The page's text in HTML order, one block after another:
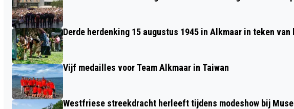
Derde herdenking 15 augustus 1945 in Alkmaar in teken
Vijf medailles voor Team Alkmaar in Taiwan
Westfriese streekdracht herleeft tijdens modeshow bij